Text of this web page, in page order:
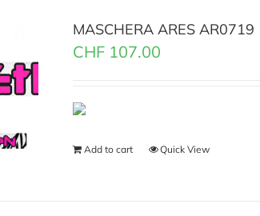
MASCHERA ARES AR0719
CHF 107.00
Add to cart Quick View